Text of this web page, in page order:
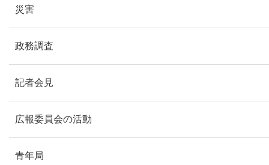
災害
政務調査
記者会見
広報委員会の活動
青年局